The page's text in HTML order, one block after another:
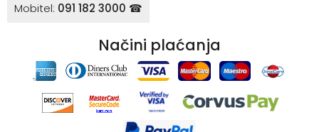
Mobitel: 091 182 3000 ☎
Načini plaćanja